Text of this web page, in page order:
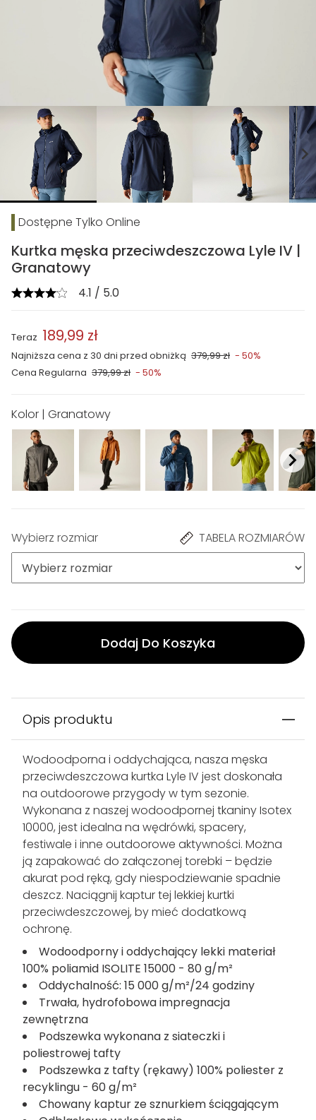
chevron_right
Dostępne Tylko Online
Kurtka męska przeciwdeszczowa Lyle IV |
Granatowy
4.1 / 5.0
Cena Regularna 379,99 zł - 50%
Najniższa cena z 30 dni przed obniżką 379,99 zł - 50%
Teraz 189,99 zł
Kolor | Granatowy
Wybierz rozmiar TABELA ROZMIARÓW
Dodaj Do Koszyka
Opis produktu
Wodoodporna i oddychająca, nasza męska
przeciwdeszczowa kurtka Lyle IV jest doskonała
na outdoorowe przygody w tym sezonie.
Wykonana z naszej wodoodpornej tkaniny Isotex
10000, jest idealna na wędrówki, spacery,
festiwale i inne outdoorowe aktywności. Można
ją zapakować do załączonej torebki – będzie
akurat pod ręką, gdy niespodziewanie spadnie
deszcz. Naciągnij kaptur tej lekkiej kurtki
przeciwdeszczowej, by mieć dodatkową
ochronę.
Wodoodporny i oddychający lekki materiał
100% poliamid ISOLITE 15000 - 80 g/m²
Oddychalność: 15 000 g/m²/24 godziny
Trwała, hydrofobowa impregnacja
zewnętrzna
Podszewka wykonana z siateczki i
poliestrowej tafty
Podszewka z tafty (rękawy) 100% poliester z
recyklingu - 60 g/m²
Chowany kaptur ze sznurkiem ściągającym